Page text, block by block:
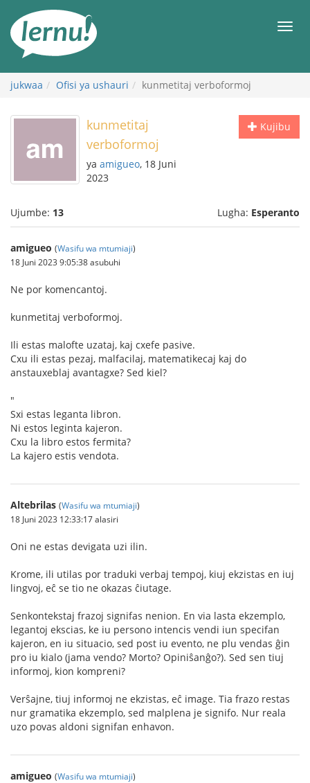
maudhui
jukwaa Ofisi ya ushauri kunmetitaj verboformoj
Kujibu
kunmetitaj
verboformoj
ya amigueo, 18 Juni
2023
Ujumbe: 13 Lugha: Esperanto
amigueo (Wasifu wa mtumiaji)
18 Juni 2023 9:05:38 asubuhi
Ne por komencantoj.
kunmetitaj verboformoj.
Ili estas malofte uzataj, kaj cxefe pasive.
Cxu ili estas pezaj, malfacilaj, matematikecaj kaj do
anstauxeblaj avantagxe? Sed kiel?
"
Sxi estas leganta libron.
Ni estos leginta kajeron.
Cxu la libro estos fermita?
La kajero estis vendota.
Altebrilas (Wasifu wa mtumiaji)
18 Juni 2023 12:33:17 alasiri
Oni ne estas devigata uzi ilin.
Krome, ili utilas por traduki verbaj tempoj, kiuj ekzistas en iuj
lingvoj, eĉ se tio ne okazas ĉiutage.
Senkontekstaj frazoj signifas nenion. En via lasta ekzemplo,
legantoj ekscias, ke iu persono intencis vendi iun specifan
kajeron, en iu situacio, sed post iu evento, ne plu vendas ĝin
pro iu kialo (jama vendo? Morto? Opiniŝanĝo?). Sed sen tiuj
informoj, kion kompreni?
Verŝajne, tiuj informoj ne ekzistas, eĉ image. Tia frazo restas
nur gramatika ekzemplo, sed malplena je signifo. Nur reala
uzo povas aldoni signifan enhavon.
amigueo (Wasifu wa mtumiaji)